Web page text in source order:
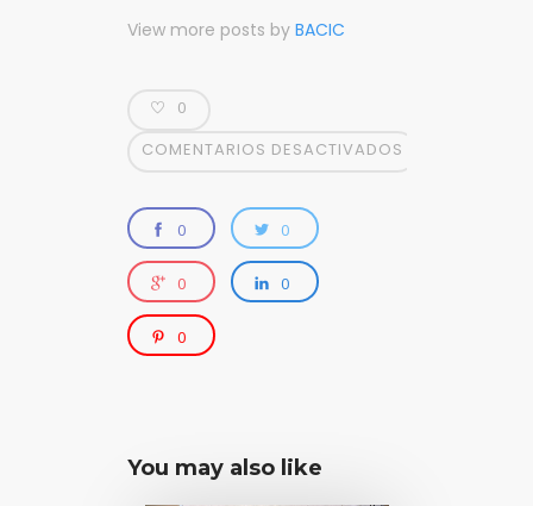
View more posts by BACIC
0
COMENTARIOS DESACTIVADOS
0 0
0 0
0
You may also like